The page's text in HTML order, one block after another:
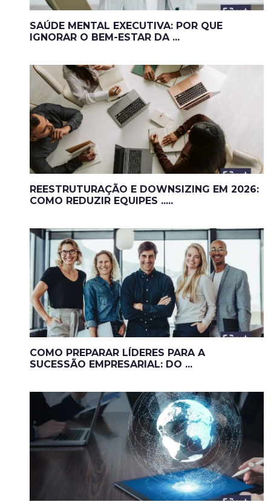
SAÚDE MENTAL EXECUTIVA: POR QUE
IGNORAR O BEM-ESTAR DA ...
REESTRUTURAÇÃO E DOWNSIZING EM 2026:
COMO REDUZIR EQUIPES .....
COMO PREPARAR LÍDERES PARA A
SUCESSÃO EMPRESARIAL: DO ...